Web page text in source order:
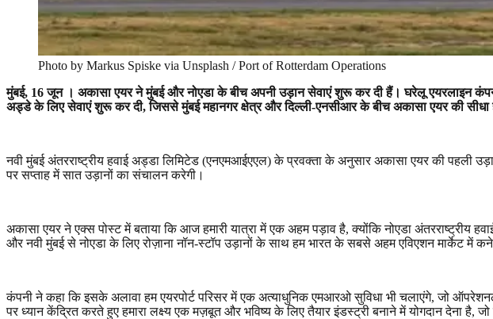
Photo by Markus Spiske via Unsplash / Port of Rotterdam Operations
मुंबई, 16जून । अकासा एयर ने मुंबई और नोएडा के बीच अपनी उड़ान सेवाएं शुरू कर दी हैं। घरेलू एयरलाइन
अड्डे के लिए सेवाएं शुरू कर दी,जिससे मुंबई महानगर क्षेत्र और दिल्ली-एनसीआर के बीच अकासा एयर की सीधा
नवी मुंबई अंतरराष्ट्रीय हवाई अड्डा लिमिटेड (एनएमआईएएल) के प्रवक्ता के अनुसार अकासा एयर की पहली
पर सप्ताह में सात उड़ानों का संचालन करेगी।
अकासा एयर ने एक्स पोस्ट में बताया कि आज हमारी यात्रा में एक अहम पड़ाव है,क्योंकि नोएडा अंतरराष्ट्रीय
और नवी मुंबई से नोएडा के लिए रोज़ाना नॉन-स्टॉप उड़ानों के साथ हम भारत के सबसे अहम एविएशन मार्केट में
कंपनी ने कहा कि इसके अलावा हम एयरपोर्ट परिसर में एक अत्याधुनिक एमआरओ सुविधा भी चलाएंगे,जो
पर ध्यान केंद्रित करते हुए हमारा लक्ष्य एक मज़बूत और भविष्य के लिए तैयार इंडस्ट्री बनाने में योगदान देना है,जो